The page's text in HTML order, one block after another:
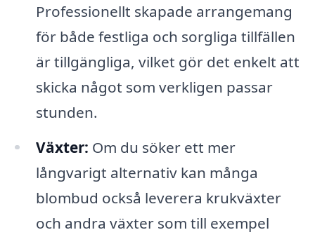
Professionellt skapade arrangemang
för både festliga och sorgliga tillfällen
är tillgängliga, vilket gör det enkelt att
skicka något som verkligen passar
stunden.
Växter: Om du söker ett mer
långvarigt alternativ kan många
blombud också leverera krukväxter
och andra växter som till exempel